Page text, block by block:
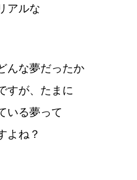
アルな
んな夢だったか
すが、たまに
いる夢って
よね？